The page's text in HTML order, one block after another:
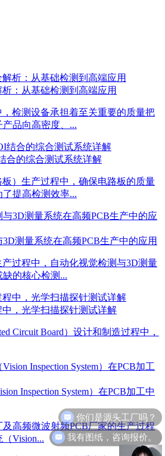
：从基础检测到高端应用
检测设备承担着至关重要的质量把
品向高密度、...
合的综合测试系统详解
）生产过程中，确保电路板的质量
提高检测效率...
测量系统在高频PCB生产中的应用
过程中，自动化视觉检测与3D测量
的核心检测...
，光学扫描探针测试详解
Circuit Board）设计和制造过程中，
Inspection System）在PCB加工中
高频微波射频PCB厂家的生产过程
Vision...
你们是源头工厂吗？
我有图纸，咨询报价。